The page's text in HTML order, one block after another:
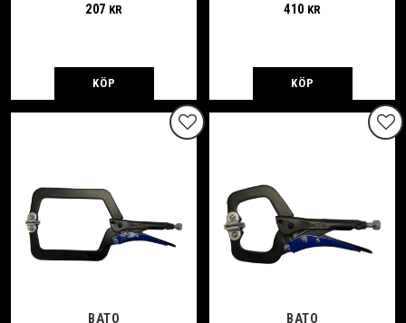
207 KR
KÖP
410 KR
KÖP
BATO
Lägg till i favoriter
BATO